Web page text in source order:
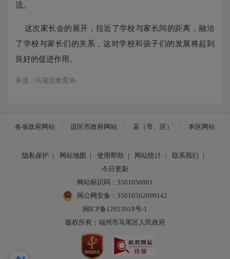
流。
这次家长会的展开 ，拉近了学校与家长间的距离，融洽
了学校与家长们的关系， 这对学校和孩子们的发展将起到
良好的促进作用。
来源：马尾区教育局
各省政府网站 设区市政府网站 县（市、区） 本区网站
隐私保护 | 网站地图 | 使用帮助 | 网站统计 | 联系我们
|
今日更新
网站标识码：3501050001
闽公网安备：35010502000142
闽ICP备12023918号-1
版权所有：福州市马尾区人民政府